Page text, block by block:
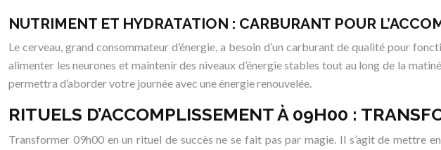
NUTRIMENT ET HYDRATATION : CARBURANT POUR
Le cerveau, grand consommateur d’énergie, a besoin d’un carburant de qualité pour
alimenter les neurones et maintenir des niveaux d’énergie stables tout au long de la
permettra d’aborder votre journée avec une énergie renouvelée.
RITUELS D’ACCOMPLISSEMENT À 09H00 :
Transformer 09h00 en un rituel de succès ne se fait pas par magie. Il s’agit de